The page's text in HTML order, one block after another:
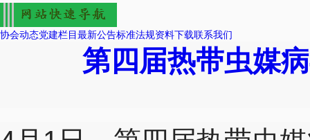
协会动态党建栏目最新公告标准法规资料下载联系我们
第四届热带虫媒